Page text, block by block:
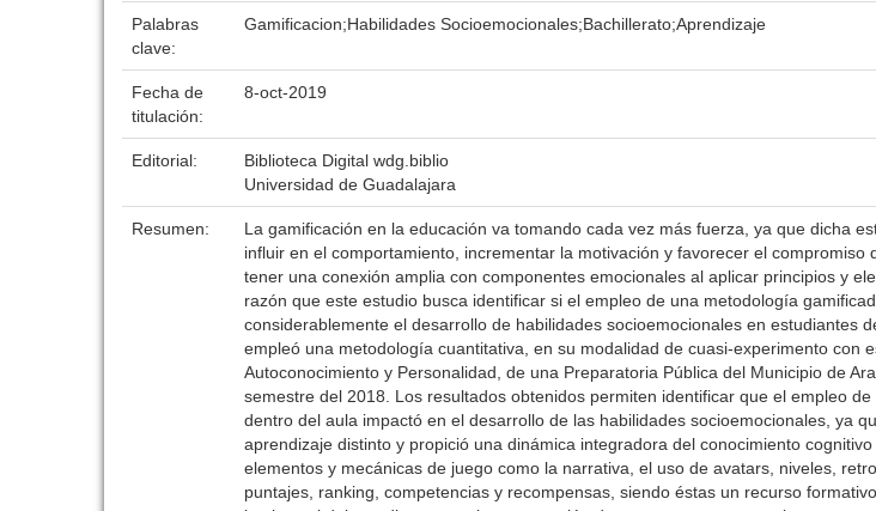
Palabras
clave:
Gamificacion;Habilidades Socioemocionales;Bachillerato;Aprendizaje
Fecha de
titulación:
8-oct-2019
Editorial:
Biblioteca Digital wdg.biblio
Universidad de Guadalajara
Resumen:
La gamificación en la educación va tomando cada vez más fuerza, ya que dicha
influir en el comportamiento, incrementar la motivación y favorecer el compromiso
tener una conexión amplia con componentes emocionales al aplicar principios y
razón que este estudio busca identificar si el empleo de una metodología
considerablemente el desarrollo de habilidades socioemocionales en estudiantes
empleó una metodología cuantitativa, en su modalidad de cuasi-experimento con
Autoconocimiento y Personalidad, de una Preparatoria Pública del Municipio de
semestre del 2018. Los resultados obtenidos permiten identificar que el empleo
dentro del aula impactó en el desarrollo de las habilidades socioemocionales, ya
aprendizaje distinto y propició una dinámica integradora del conocimiento
elementos y mecánicas de juego como la narrativa, el uso de avatars, niveles,
puntajes, ranking, competencias y recompensas, siendo éstas un recurso